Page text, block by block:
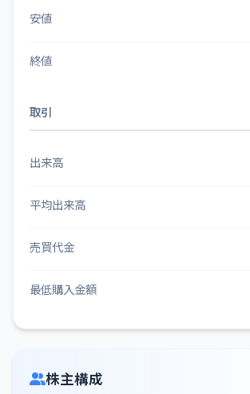
安値
終値
取引
出来高
平均出来高
売買代金
最低購入金額
株主構成